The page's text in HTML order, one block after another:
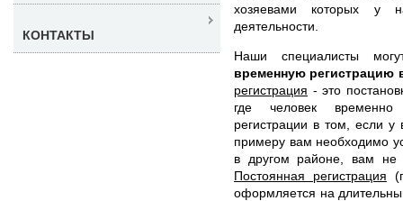
хозяевами которых у
деятельности.
Наши специалисты
временную регистрацию
регистрация - это
где человек временно
регистрации в том, если у
примеру вам необходимо
в другом районе, вам не
Постоянная регистрация
оформляется на
КОНТАКТЫ